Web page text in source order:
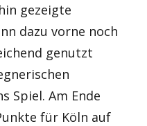
gezeigte
dazu vorne noch
genutzt
Spiel. Am Ende
für Köln auf